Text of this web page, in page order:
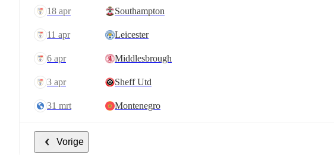
18 apr Southampton
11 apr Leicester
6 apr Middlesbrough
3 apr Sheff Utd
31 mrt Montenegro
Vorige